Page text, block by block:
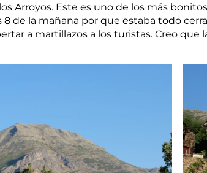
Arroyos. Este es uno de los más
de la mañana por que estaba todo
a martillazos a los turistas. Creo que